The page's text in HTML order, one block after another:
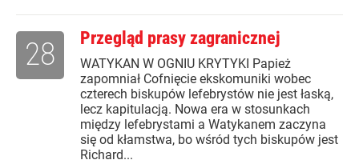
Przegląd prasy zagranicznej
WATYKAN W OGNIU KRYTYKI Papież
zapomniał Cofnięcie ekskomuniki wobec
czterech biskupów lefebrystów nie jest łaską,
lecz kapitulacją. Nowa era w stosunkach
między lefebrystami a Watykanem zaczyna
się od kłamstwa, bo wśród tych biskupów jest
Richard...
28